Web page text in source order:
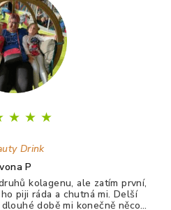
★ ★ ★
Drink
P
kolagenu, ale zatím první,
piji ráda a chutná mi. Delší
době mi konečně něco